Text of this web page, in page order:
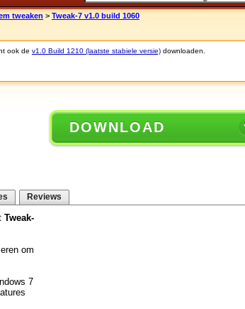
tweaken > Tweak-7 v1.0 build 1060
ook de v1.0 Build 1210 (laatste stabiele versie) downloaden.
DOWNLOAD
Reviews
Tweak-
om
7